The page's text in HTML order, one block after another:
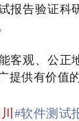
报告验证科
客观、公正
提供有价值
#软件测试